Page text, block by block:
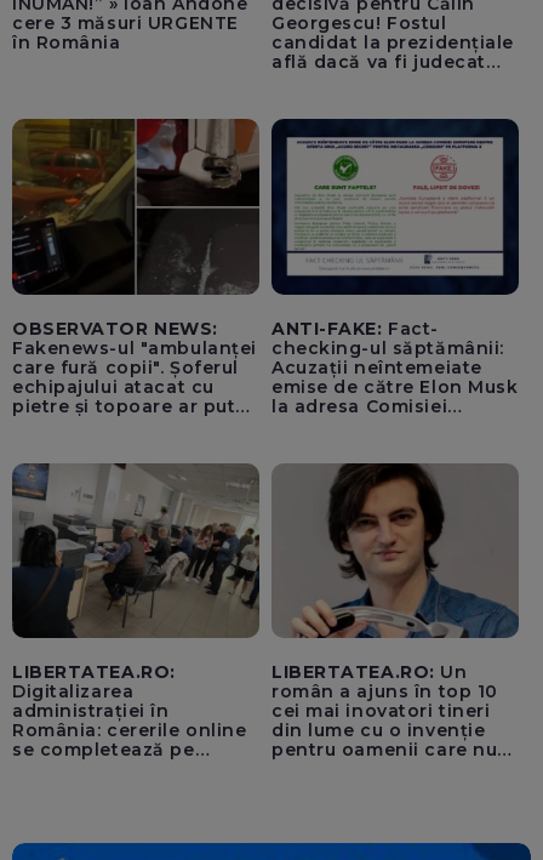
cere 3 măsuri URGENTE
în România
Georgescu! Fostul
candidat la prezidențiale
află dacă va fi judecat
OBSERVATOR NEWS:
Fakenews-ul "ambulanței
care fură copii". Șoferul
echipajului atacat cu
pietre și topoare ar putea
ANTI-FAKE: Fact-
checking-ul săptămânii:
Acuzații neîntemeiate
emise de către Elon Musk
la adresa Comisiei
pentru instaurarea
„cenzurii” pe platforma X
LIBERTATEA.RO:
Digitalizarea
administrației în
România: cererile online
se completează pe
LIBERTATEA.RO: Un
român a ajuns în top 10
cei mai inovatori tineri
din lume cu o invenție
pentru oamenii care nu